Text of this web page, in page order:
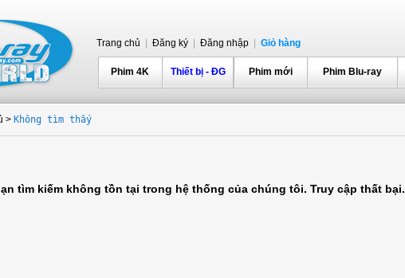
Trang chủ Đăng ký Đăng nhập Giỏ hàng
Phim 4K Thiết bị - ĐG Phim mới Phim Blu-ray
> Không tìm thấy
tìm kiếm không tồn tại trong hệ thống của chúng tôi. Truy cập thất bại.